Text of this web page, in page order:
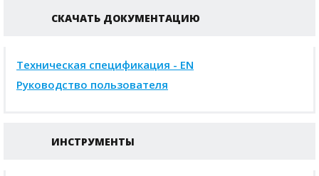
СКАЧАТЬ ДОКУМЕНТАЦИЮ
Техническая спецификация - EN
Руководство пользователя
ИНСТРУМЕНТЫ